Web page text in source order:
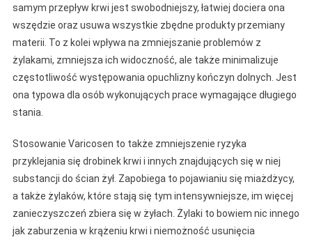
samym przepływ krwi jest swobodniejszy, łatwiej dociera ona
wszędzie oraz usuwa wszystkie zbędne produkty przemiany
materii. To z kolei wpływa na zmniejszanie problemów z
żylakami, zmniejsza ich widoczność, ale także minimalizuje
częstotliwość występowania opuchlizny kończyn dolnych. Jest
ona typowa dla osób wykonujących prace wymagające długiego
stania.
Stosowanie Varicosen to także zmniejszenie ryzyka
przyklejania się drobinek krwi i innych znajdujących się w niej
substancji do ścian żył. Zapobiega to pojawianiu się miażdżycy,
a także żylaków, które stają się tym intensywniejsze, im więcej
zanieczyszczeń zbiera się w żyłach. Żylaki to bowiem nic innego
jak zaburzenia w krążeniu krwi i niemożność usunięcia